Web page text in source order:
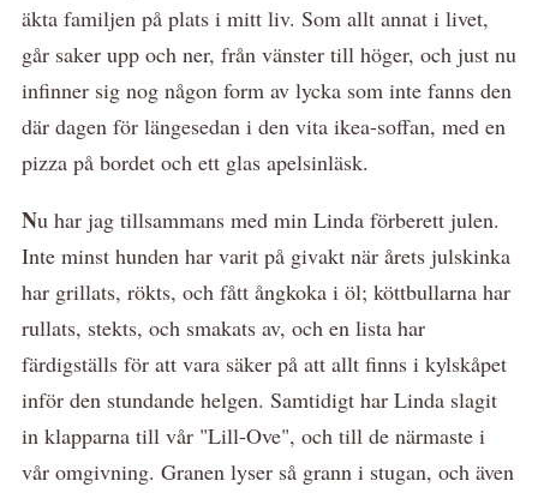
äkta familjen på plats i mitt liv. Som allt annat i livet,
går saker upp och ner, från vänster till höger, och just nu
infinner sig nog någon form av lycka som inte fanns den
där dagen för längesedan i den vita ikea-soffan, med en
pizza på bordet och ett glas apelsinläsk.
Nu har jag tillsammans med min Linda förberett julen.
Inte minst hunden har varit på givakt när årets julskinka
har grillats, rökts, och fått ångkoka i öl; köttbullarna har
rullats, stekts, och smakats av, och en lista har
färdigställs för att vara säker på att allt finns i kylskåpet
inför den stundande helgen. Samtidigt har Linda slagit
in klapparna till vår "Lill-Ove", och till de närmaste i
vår omgivning. Granen lyser så grann i stugan, och även